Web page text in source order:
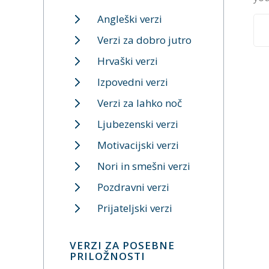
Angleški verzi
Verzi za dobro jutro
Hrvaški verzi
Izpovedni verzi
Verzi za lahko noč
Ljubezenski verzi
Motivacijski verzi
Nori in smešni verzi
Pozdravni verzi
Prijateljski verzi
VERZI ZA POSEBNE
PRILOŽNOSTI